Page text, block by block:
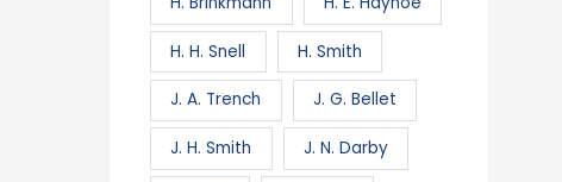
H. H. Snell H. Smith
J. A. Trench J. G. Bellet
J. H. Smith J. N. Darby